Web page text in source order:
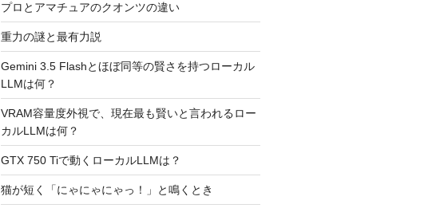
プロとアマチュアのクオンツの違い
重力の謎と最有力説
Gemini 3.5 Flashとほぼ同等の賢さを持つローカル
LLMは何？
VRAM容量度外視で、現在最も賢いと言われるロー
カルLLMは何？
GTX 750 Tiで動くローカルLLMは？
猫が短く「にゃにゃにゃっ！」と鳴くとき